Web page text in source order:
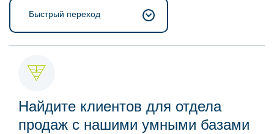
Быстрый переход
Найдите клиентов для отдела
продаж с нашими умными базами